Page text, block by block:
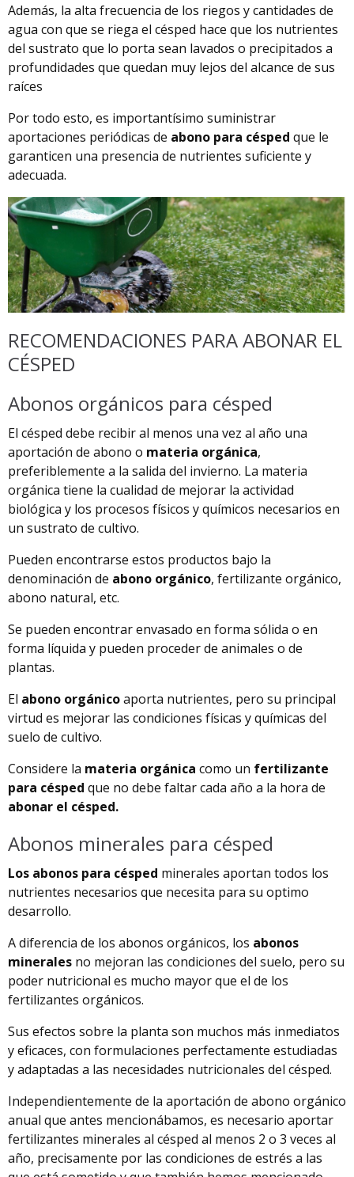
Además, la alta frecuencia de los riegos y cantidades de
agua con que se riega el césped hace que los nutrientes
del sustrato que lo porta sean lavados o precipitados a
profundidades que quedan muy lejos del alcance de sus
raíces
Por todo esto, es importantísimo suministrar
aportaciones periódicas de abono para césped que le
garanticen una presencia de nutrientes suficiente y
adecuada.
RECOMENDACIONES PARA ABONAR EL
CÉSPED
Abonos orgánicos para césped
El césped debe recibir al menos una vez al año una
aportación de abono o materia orgánica,
preferiblemente a la salida del invierno. La materia
orgánica tiene la cualidad de mejorar la actividad
biológica y los procesos físicos y químicos necesarios en
un sustrato de cultivo.
Pueden encontrarse estos productos bajo la
denominación de abono orgánico, fertilizante orgánico,
abono natural, etc.
Se pueden encontrar envasado en forma sólida o en
forma líquida y pueden proceder de animales o de
plantas.
El abono orgánicoaporta nutrientes, pero su principal
virtud es mejorar las condiciones físicas y químicas del
suelo de cultivo.
Considere la materia orgánica como un fertilizante
para césped que no debe faltar cada año a la hora de
abonar el césped.
Abonos minerales para césped
Los abonos para césped minerales aportan todos los
nutrientes necesarios que necesita para su optimo
desarrollo.
A diferencia de los abonos orgánicos, los abonos
minerales no mejoran las condiciones del suelo, pero su
poder nutricional es mucho mayor que el de los
fertilizantes orgánicos.
Sus efectos sobre la planta son muchos más inmediatos
y eficaces, con formulaciones perfectamente estudiadas
y adaptadas a las necesidades nutricionales del césped.
Independientemente de la aportación de abono orgánico
anual que antes mencionábamos, es necesario aportar
fertilizantes minerales al césped al menos 2 o 3 veces al
año, precisamente por las condiciones de estrés a las